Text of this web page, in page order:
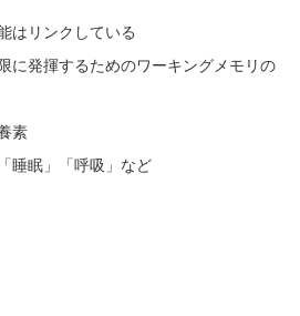
はリンクしている
に発揮するためのワーキングメモリの
素
睡眠」「呼吸」など